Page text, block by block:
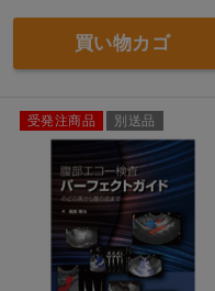
買い物カゴ
受発注商品 別送品